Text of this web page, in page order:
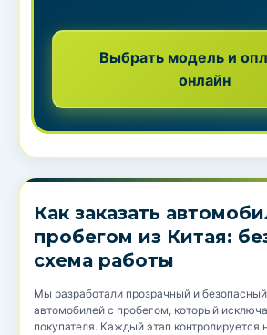
Выбрать модель и
онлайн
Как заказать
пробегом из Китая:
схема работы
Мы разработали прозрачный и
автомобилей с пробегом, который
покупателя. Каждый этап контролируется